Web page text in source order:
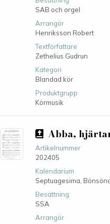
SAB och orgel
Arrangör
Henriksson Robert
Textförfattare
Zethelius Gudrun
Kategori
Blandad kör
Produktgrupp
Körmusik
Abba,
Artikelnummer
202405
Kalendarium
Septuagesima,
Besättning
SSA
Arrangör